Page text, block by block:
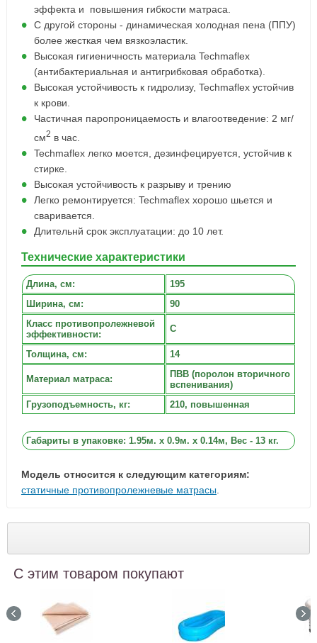
эффекта и повышения гибкости матраса.
С другой стороны - динамическая холодная пена (ППУ)
более жесткая чем вязкоэластик.
Высокая гигиеничность материала Techmaflex
(антибактериальная и антигрибковая обработка).
Высокая устойчивость к гидролизу, Techmaflex устойчив
к крови.
Частичная паропроницаемость и влагоотведение: 2 мг/
см2 в час.
Techmaflex легко моется, дезинфецируется, устойчив к
стирке.
Высокая устойчивость к разрыву и трению
Легко ремонтируется: Techmaflex xорошо шьется и
сваривается.
Длительнй срок эксплуатации: до 10 лет.
Технические характеристики
Длина, cм:
195
Ширина, см:
90
Класс противопролежневой
эффективности:
C
Толщина, см: 14
Материал матраса:
ПВВ (поролон вторичного
вспенивания)
Грузоподъемность, кг:
210, повышенная
Габариты в упаковке: 1.95м. x 0.9м. x 0.14м, Вес - 13 кг.
Модель относится к следующим категориям:
статичные противопролежневые матрасы.
С этим товаром покупают